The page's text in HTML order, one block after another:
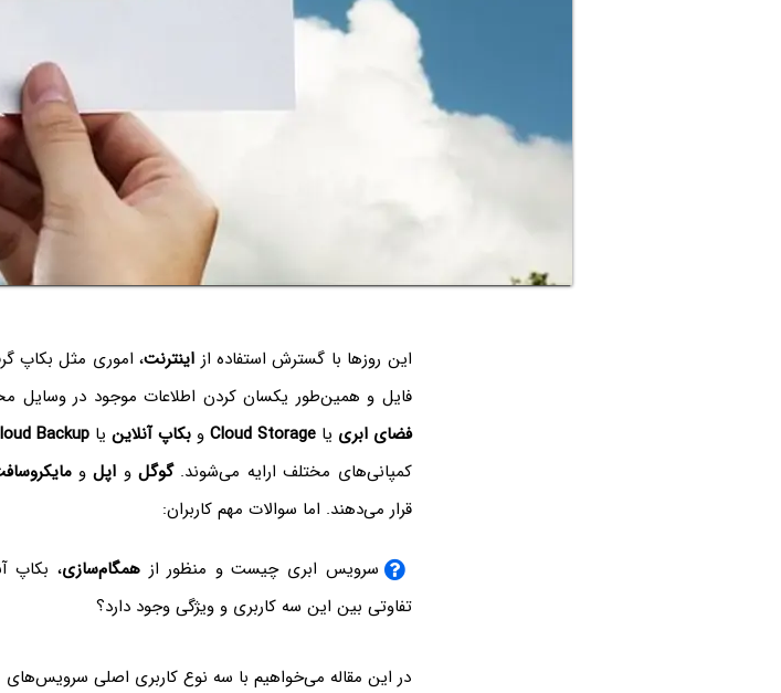
این روزها با گسترش استفاده از اینترنت، اموری مثل بکاپ
فایل و همین‌طور یکسان کردن اطلاعات موجود در
فضای ابری یاCloud Storage وبکاپ آنلاین یاBackup
کمپانی‌های مختلف ارایه می‌شوند.گوگلو اپلو
قرار می‌دهند. اما سوالات مهم کاربران:
سرویس ابری چیست و منظور ازهمگام‌سازی، بکاپ
تفاوتی بین این سه کاربری و ویژگی وجود دارد؟
در این مقاله می‌خواهیم با سه نوع کاربری اصلی سرویس‌های